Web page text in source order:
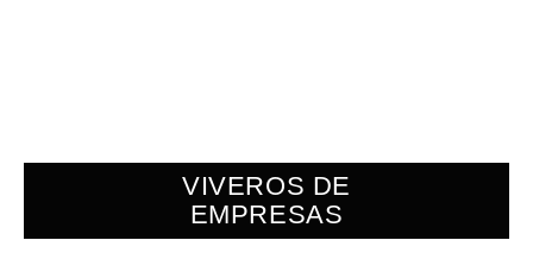
VIVEROS DE
EMPRESAS